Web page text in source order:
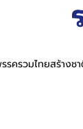
รครวมไทยสร้าง